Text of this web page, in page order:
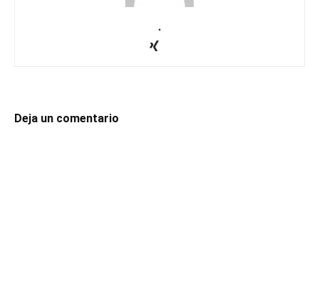
.
Deja un comentario